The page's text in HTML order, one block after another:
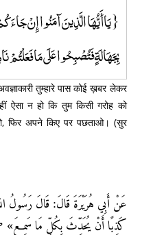
{يَاأَيُّهَا الَّذِينَ آمَنُوا إِنْ
بِجَهَالَةٍ فَتُصْبِحُوا عَلَى مَا
तुम्हारे पास कोई ख़बर लेकर
ऐसा न हो कि तुम किसी गरोह को
फिर अपने किए पर पछताओ। (सुर
عَنْ أَبِي هُرَيْرَةَ قَالَ: قَالَ رَسُولُ
كَذِبًا أَنْ يُحَدِّثَ بِكُلِّ مَا سَمِعَ»